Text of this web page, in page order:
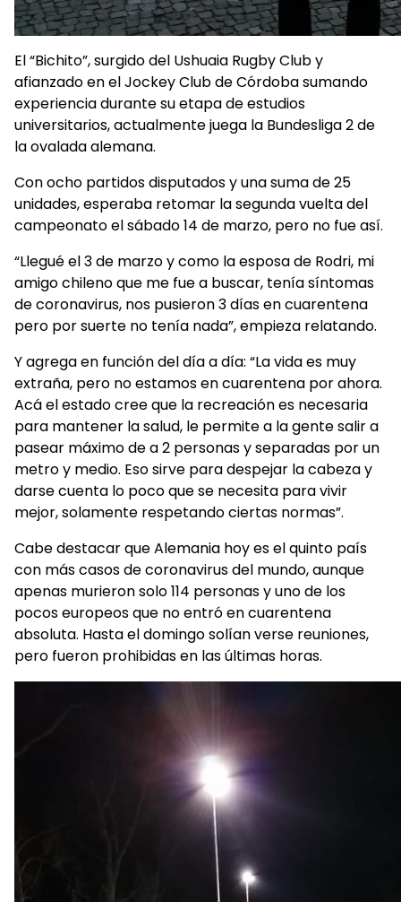
El “Bichito”, surgido del Ushuaia Rugby Club y
afianzado en el Jockey Club de Córdoba sumando
experiencia durante su etapa de estudios
universitarios, actualmente juega la Bundesliga 2 de
la ovalada alemana.
Con ocho partidos disputados y una suma de 25
unidades, esperaba retomar la segunda vuelta del
campeonato el sábado 14 de marzo, pero no fue así.
“Llegué el 3 de marzo y como la esposa de Rodri, mi
amigo chileno que me fue a buscar, tenía síntomas
de coronavirus, nos pusieron 3 días en cuarentena
pero por suerte no tenía nada”, empieza relatando.
Y agrega en función del día a día: “La vida es muy
extraña, pero no estamos en cuarentena por ahora.
Acá el estado cree que la recreación es necesaria
para mantener la salud, le permite a la gente salir a
pasear máximo de a 2 personas y separadas por un
metro y medio. Eso sirve para despejar la cabeza y
darse cuenta lo poco que se necesita para vivir
mejor, solamente respetando ciertas normas”.
Cabe destacar que Alemania hoy es el quinto país
con más casos de coronavirus del mundo, aunque
apenas murieron solo 114 personas y uno de los
pocos europeos que no entró en cuarentena
absoluta. Hasta el domingo solían verse reuniones,
pero fueron prohibidas en las últimas horas.